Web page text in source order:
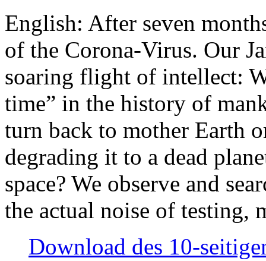
English: After seven
of the Corona-Virus. Our
soaring flight of intellect:
time” in the history of
turn back to mother Earth
degrading it to a dead
space? We observe and
the actual noise of testing,
Download des 10-